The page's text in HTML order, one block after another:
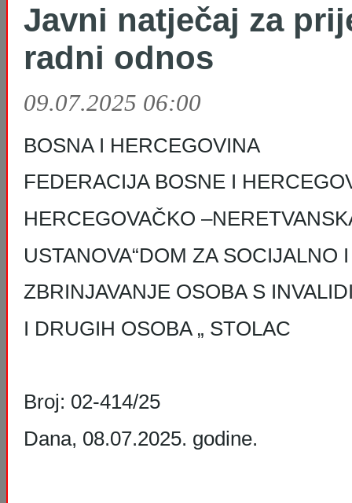
Javni natječaj za
radni odnos
09.07.2025 06:00
BOSNA I HERCEGOVINA
FEDERACIJA BOSNE I
HERCEGOVAČKO
USTANOVA“DOM ZA SOCIJALNO
ZBRINJAVANJE OSOBA S
I DRUGIH OSOBA „ STOLAC
Broj: 02-414/25
Dana, 08.07.2025. godine.